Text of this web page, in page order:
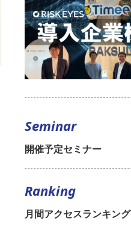
Seminar
開催予定セミナー
Ranking
月間アクセスランキング